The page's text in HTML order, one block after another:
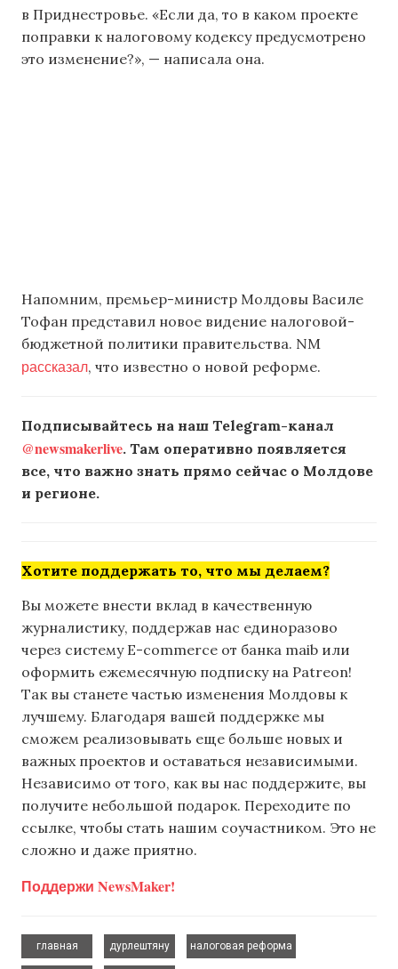
в Приднестровье. «Если да, то в каком проекте
поправки к налоговому кодексу предусмотрено
это изменение?», — написала она.
Напомним, премьер-министр Молдовы Василе
Тофан представил новое видение налоговой-
бюджетной политики правительства. NM
рассказал, что известно о новой реформе.
Подписывайтесь на наш Telegram-канал
@newsmakerlive. Там оперативно появляется
все, что важно знать прямо сейчас о Молдове
и регионе.
Хотите поддержать то, что мы делаем?
Вы можете внести вклад в качественную
журналистику, поддержав нас единоразово
через систему E-commerce от банка maib или
оформить ежемесячную подписку на Patreon!
Так вы станете частью изменения Молдовы к
лучшему. Благодаря вашей поддержке мы
сможем реализовывать еще больше новых и
важных проектов и оставаться независимыми.
Независимо от того, как вы нас поддержите, вы
получите небольшой подарок. Переходите по
ссылке, чтобы стать нашим соучастником. Это не
сложно и даже приятно.
Поддержи NewsMaker!
главная
дурлештяну
налоговая реформа